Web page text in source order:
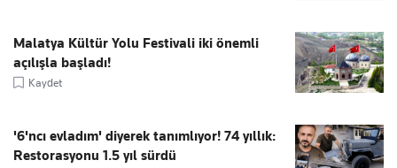
Malatya Kültür Yolu Festivali iki önemli
açılışla başladı!
Kaydet
'6'ncı evladım' diyerek tanımlıyor! 74 yıllık:
Restorasyonu 1.5 yıl sürdü